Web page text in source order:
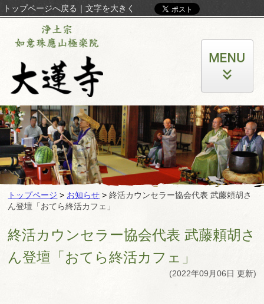
トップページへ戻る ｜ 文字を大きく
トップページ > お知らせ >終活カウンセラー協会代表 武藤頼胡さ
ん登壇「おてら終活カフェ」
終活カウンセラー協会代表 武藤頼胡さ
ん登壇「おてら終活カフェ」
(2022年09月06日 更新)